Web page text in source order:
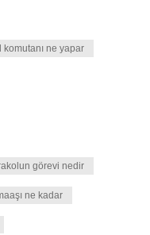
komutanı ne yapar
görevi nedir
ne kadar